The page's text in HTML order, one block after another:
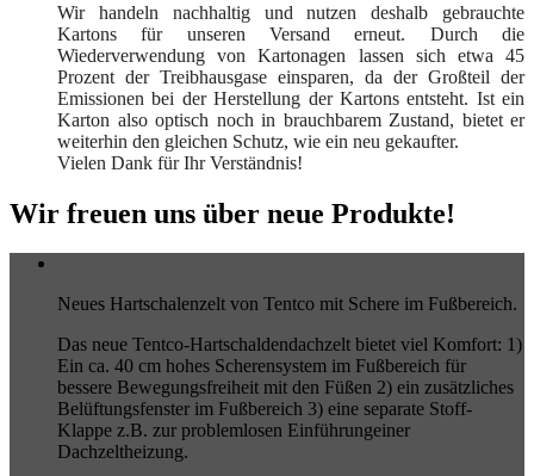
Wir handeln nachhaltig und nutzen deshalb gebrauchte
Kartons für unseren Versand erneut. Durch die
Wiederverwendung von Kartonagen lassen sich etwa 45
Prozent der Treibhausgase einsparen, da der Großteil der
Emissionen bei der Herstellung der Kartons entsteht. Ist ein
Karton also optisch noch in brauchbarem Zustand, bietet er
weiterhin den gleichen Schutz, wie ein neu gekaufter.
Vielen Dank für Ihr Verständnis!
Wir freuen uns über neue Produkte!
Neues Hartschalenzelt von Tentco mit Schere im Fußbereich.
Das neue Tentco-Hartschaldendachzelt bietet viel Komfort: 1)
Ein ca. 40 cm hohes Scherensystem im Fußbereich für
bessere Bewegungsfreiheit mit den Füßen 2) ein zusätzliches
Belüftungsfenster im Fußbereich 3) eine separate Stoff-
Klappe z.B. zur problemlosen Einführungeiner
Dachzeltheizung.